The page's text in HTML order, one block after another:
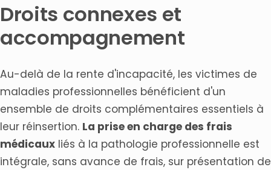
Droits connexes et
accompagnement
Au-delà de la rente d'incapacité, les victimes de
maladies professionnelles bénéficient d'un
ensemble de droits complémentaires essentiels à
leur réinsertion. La prise en charge des frais
médicaux liés à la pathologie professionnelle est
intégrale, sans avance de frais, sur présentation de